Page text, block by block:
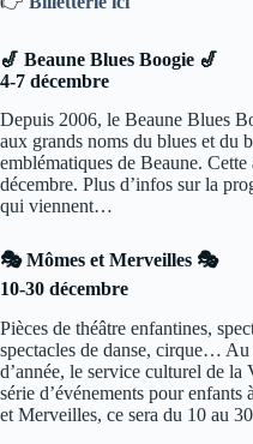
🎷 Beaune Blues Boogie 🎷
4-7 décembre
Depuis 2006, le Beaune Blues
aux grands noms du blues et du
emblématiques de Beaune.
décembre. Plus d’infos sur la
qui viennent…
🎭 Mômes et Merveilles 🎭
10-30 décembre
Pièces de théâtre enfantines,
spectacles de danse, cirque…
d’année, le service culturel de
série d’événements pour
et Merveilles, ce sera du 10 au